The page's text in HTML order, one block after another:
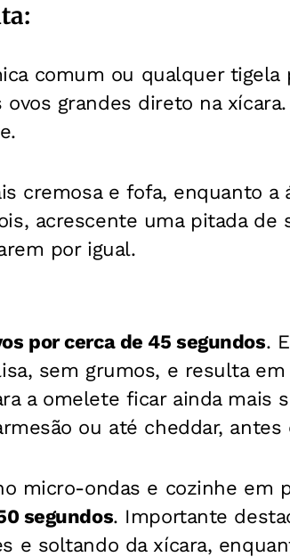
comum ou qualquer tigela
grandes direto na
cremosa e fofa, enquanto a
acrescente uma pitada de
por igual.
por cerca de 45 segundos.
sem grumos, e resulta
a omelete ficar ainda mais
ou até cheddar, antes
micro-ondas e cozinhe em
segundos. Importante
e soltando da xícara,